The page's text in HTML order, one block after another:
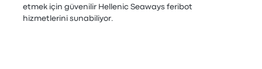
etmek için güvenilir Hellenic Seaways feribot
hizmetlerini sunabiliyor.